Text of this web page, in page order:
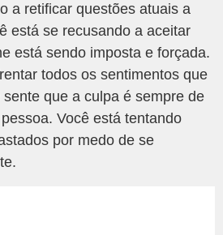
a retificar questões atuais a
está se recusando a aceitar
está sendo imposta e forçada.
todos os sentimentos que
que a culpa é sempre de
Você está tentando
por medo de se